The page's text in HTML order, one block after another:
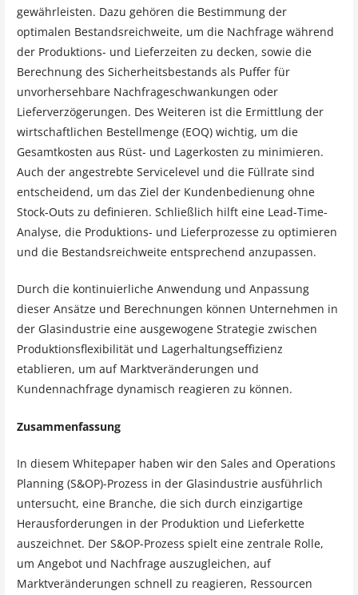
gewährleisten. Dazu gehören die Bestimmung der
optimalen Bestandsreichweite, um die Nachfrage während
der Produktions- und Lieferzeiten zu decken, sowie die
Berechnung des Sicherheitsbestands als Puffer für
unvorhersehbare Nachfrageschwankungen oder
Lieferverzögerungen. Des Weiteren ist die Ermittlung der
wirtschaftlichen Bestellmenge (EOQ) wichtig, um die
Gesamtkosten aus Rüst- und Lagerkosten zu minimieren.
Auch der angestrebte Servicelevel und die Füllrate sind
entscheidend, um das Ziel der Kundenbedienung ohne
Stock-Outs zu definieren. Schließlich hilft eine Lead-Time-
Analyse, die Produktions- und Lieferprozesse zu optimieren
und die Bestandsreichweite entsprechend anzupassen.
Durch die kontinuierliche Anwendung und Anpassung
dieser Ansätze und Berechnungen können Unternehmen in
der Glasindustrie eine ausgewogene Strategie zwischen
Produktionsflexibilität und Lagerhaltungseffizienz
etablieren, um auf Marktveränderungen und
Kundennachfrage dynamisch reagieren zu können.
Zusammenfassung
In diesem Whitepaper haben wir den Sales and Operations
Planning (S&OP)-Prozess in der Glasindustrie ausführlich
untersucht, eine Branche, die sich durch einzigartige
Herausforderungen in der Produktion und Lieferkette
auszeichnet. Der S&OP-Prozess spielt eine zentrale Rolle,
um Angebot und Nachfrage auszugleichen, auf
Marktveränderungen schnell zu reagieren, Ressourcen